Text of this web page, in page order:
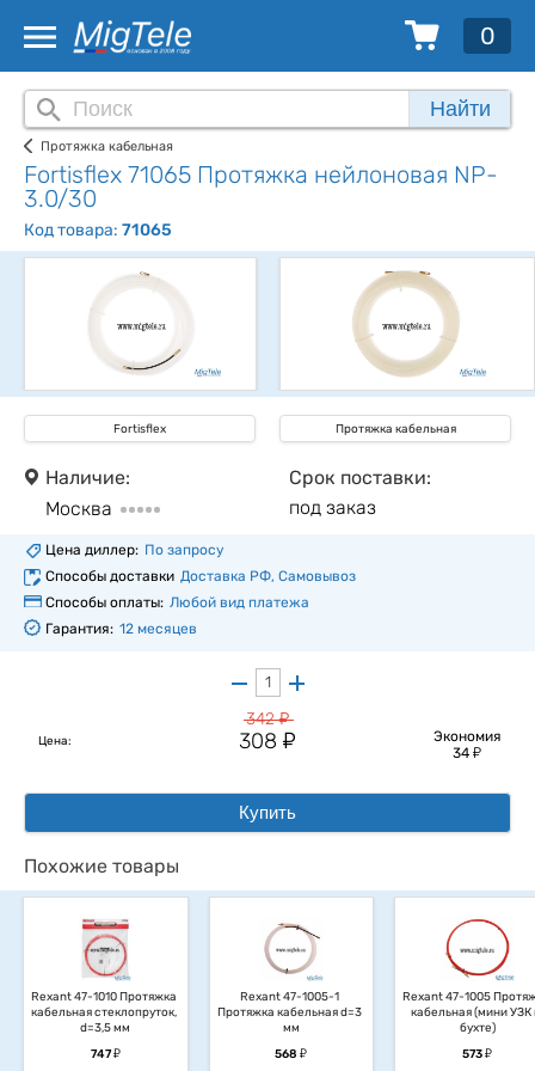
0
Найти
Протяжка кабельная
Fortisflex 71065 Протяжка нейлоновая NP-
3.0/30
Код товара: 71065
Fortisflex Протяжка кабельная
Наличие:
Москва
Срок поставки:
под заказ
Цена диллер: По запросу
Способы доставки Доставка РФ, Самовывоз
Способы оплаты: Любой вид платежа
Гарантия: 12 месяцев
Цена:
342у
308у
Экономия
34у
Купить
Похожие товары
Rexant 47-1010 Протяжка
кабельная стеклопруток,
d=3,5 мм
747у
Rexant 47-1005-1
Протяжка кабельная d=3
мм
568у
Rexant 47-1005
кабельная (мини УЗК
бухте)
573у